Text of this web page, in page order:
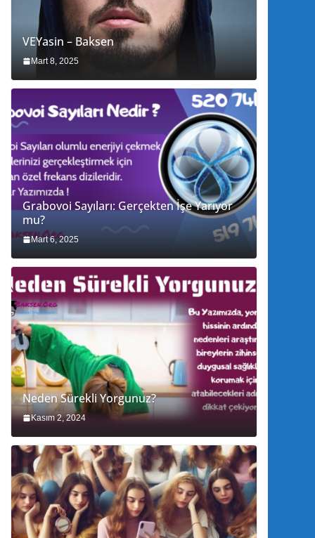
VEYasin – Baksen
Mart 8, 2025
Grabovoi Sayıları: Gerçekten İşe Yarıyor
mu?
Mart 6, 2025
Neden Sürekli Yorgunuz?
Kasım 2, 2024